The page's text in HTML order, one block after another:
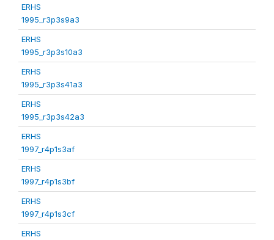
ERHS
1995_r3p3s9a3
ERHS
1995_r3p3s10a3
ERHS
1995_r3p3s41a3
ERHS
1995_r3p3s42a3
ERHS
1997_r4p1s3af
ERHS
1997_r4p1s3bf
ERHS
1997_r4p1s3cf
ERHS